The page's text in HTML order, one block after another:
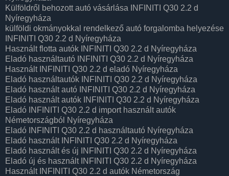
Külföldről behozott autó vásárlása INFINITI Q30 2.2 d
Nyíregyháza
külföldi okmányokkal rendelkező autó forgalomba helyezése
INFINITI Q30 2.2 d Nyíregyháza
Használt flotta autók INFINITI Q30 2.2 d Nyíregyháza
Eladó használtautó INFINITI Q30 2.2 d Nyíregyháza
Használt INFINITI Q30 2.2 d eladó Nyíregyháza
Eladó használtautók INFINITI Q30 2.2 d Nyíregyháza
Eladó használt autó INFINITI Q30 2.2 d Nyíregyháza
Eladó használt autók INFINITI Q30 2.2 d Nyíregyháza
Eladó INFINITI Q30 2.2 d import használt autók
Németországból Nyíregyháza
Eladó INFINITI Q30 2.2 d használtautó Nyíregyháza
Eladó használt INFINITI Q30 2.2 d Nyíregyháza
Eladó használt és új INFINITI Q30 2.2 d Nyíregyháza
Eladó új és használt INFINITI Q30 2.2 d Nyíregyháza
Használt INFINITI Q30 2.2 d autók Németország